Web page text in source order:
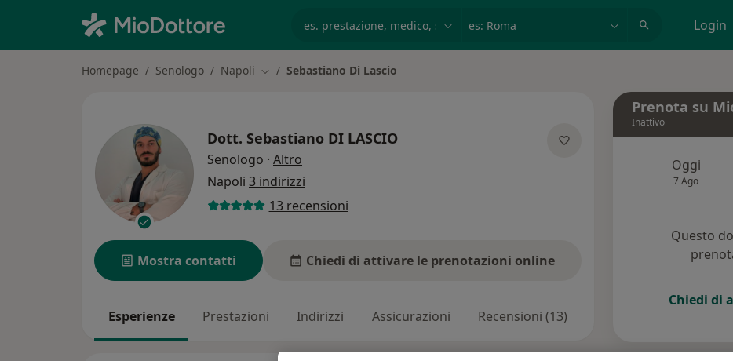
Login
Homepage Senologo Napoli Cambia città
Sebastiano Di Lascio
Dott. Sebastiano DI LASCIO
Senologo · Altro
Napoli 3 indirizzi
13 recensioni
Mostra contatti Chiedi di attivare le prenotazioni online
Esperienze Prestazioni Indirizzi Assicurazioni Recensioni (13)
Prenota su
Inattivo
Oggi
7 Ago
Questo
Chiedi di